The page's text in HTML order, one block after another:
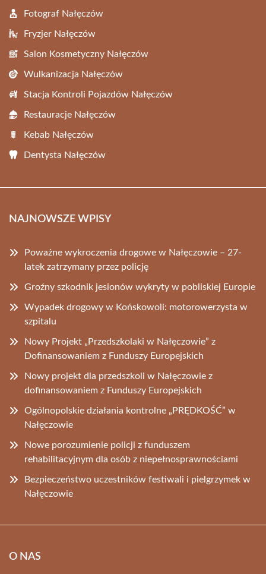
Fotograf Nałęczów
Fryzjer Nałęczów
Salon Kosmetyczny Nałęczów
Wulkanizacja Nałęczów
Stacja Kontroli Pojazdów Nałęczów
Restauracje Nałęczów
Kebab Nałęczów
Dentysta Nałęczów
NAJNOWSZE WPISY
Poważne wykroczenia drogowe w Nałęczowie – 27-
latek zatrzymany przez policję
Groźny szkodnik jesionów wykryty w pobliskiej Europie
Wypadek drogowy w Końskowoli: motorowerzysta w
szpitalu
Nowy Projekt „Przedszkolaki w Nałęczowie” z
Dofinansowaniem z Funduszy Europejskich
Nowy projekt dla przedszkoli w Nałęczowie z
dofinansowaniem z Funduszy Europejskich
Ogólnopolskie działania kontrolne „PRĘDKOŚĆ” w
Nałęczowie
Nowe porozumienie policji z funduszem
rehabilitacyjnym dla osób z niepełnosprawnościami
Bezpieczeństwo uczestników festiwali i pielgrzymek w
Nałęczowie
O NAS